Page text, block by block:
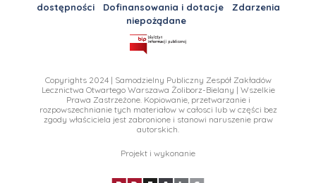
dostępności
Dofinansowania i dotacje
Zdarzenia
niepożądane
Copyrights 2024 | Samodzielny Publiczny Zespół Zakładów
Lecznictwa Otwartego Warszawa Żoliborz-Bielany | Wszelkie
Prawa Zastrzeżone. Kopiowanie, przetwarzanie i
rozpowszechnianie tych materiałow w całosci lub w części bez
zgody właściciela jest zabronione i stanowi naruszenie praw
autorskich.
Projekt i wykonanie